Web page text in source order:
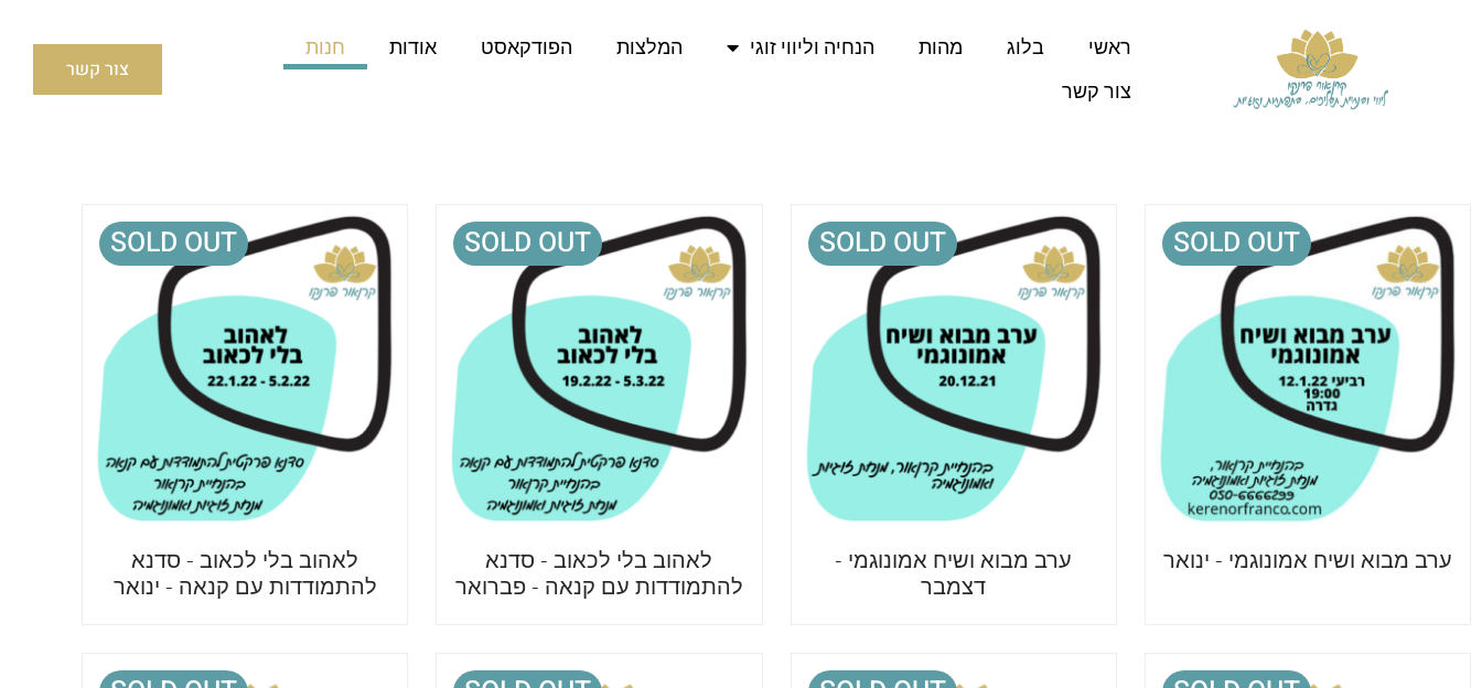
ראשי בלוג מהות הנחיה וליווי זוגי המלצות הפודקאסט אודות
חנות
צור קשר
צור קשר
SOLD OUT
ערב מבוא ושיח אמונוגמי - ינואר
SOLD OUT
ערב מבוא ושיח אמונוגמי -
דצמבר
SOLD OUT
לאהוב בלי לכאוב - סדנא
להתמודדות עם קנאה - פברואר
SOLD OUT
לאהוב בלי לכאוב - סדנא
להתמודדות עם קנאה - ינואר